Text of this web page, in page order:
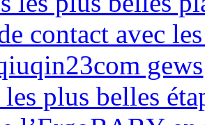
contact avec
gews
les plus belles